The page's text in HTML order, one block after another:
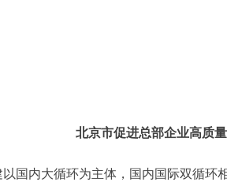
北京市促进总部企业高质
以国内大循环为主体，国内国际双循环